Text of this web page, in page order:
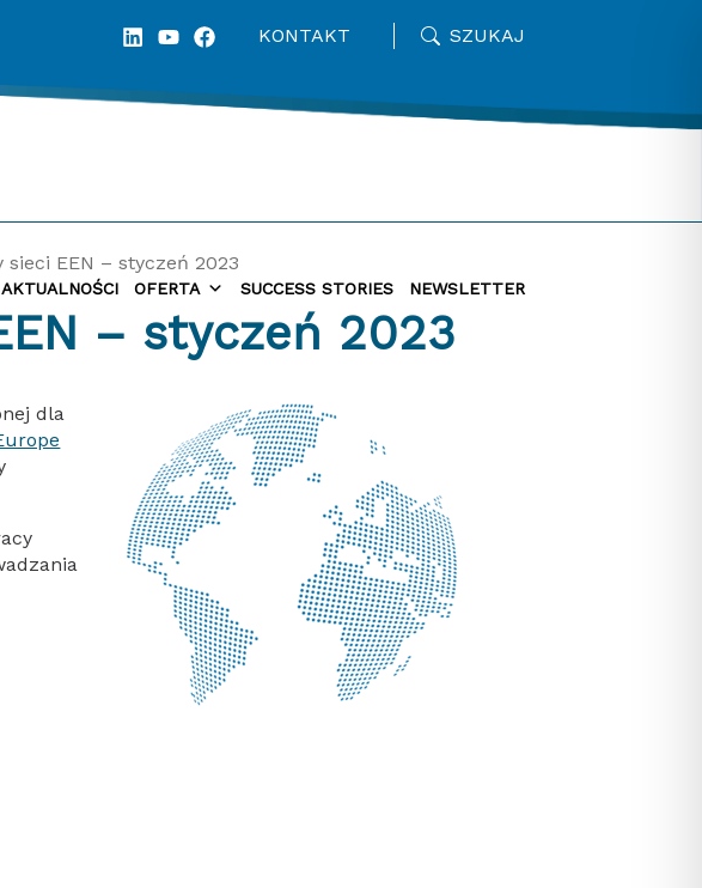
KONTAKT SZUKAJ
AKTUALNOŚCI OFERTA SUCCESS STORIES NEWSLETTER
EEN – styczeń 2023
– styczeń 2023
dla